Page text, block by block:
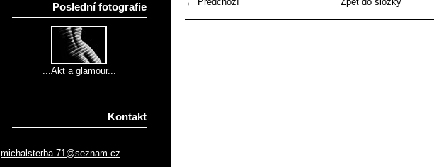
Poslední fotografie
...Akt a glamour...
Kontakt
michalsterba.71@seznam.cz